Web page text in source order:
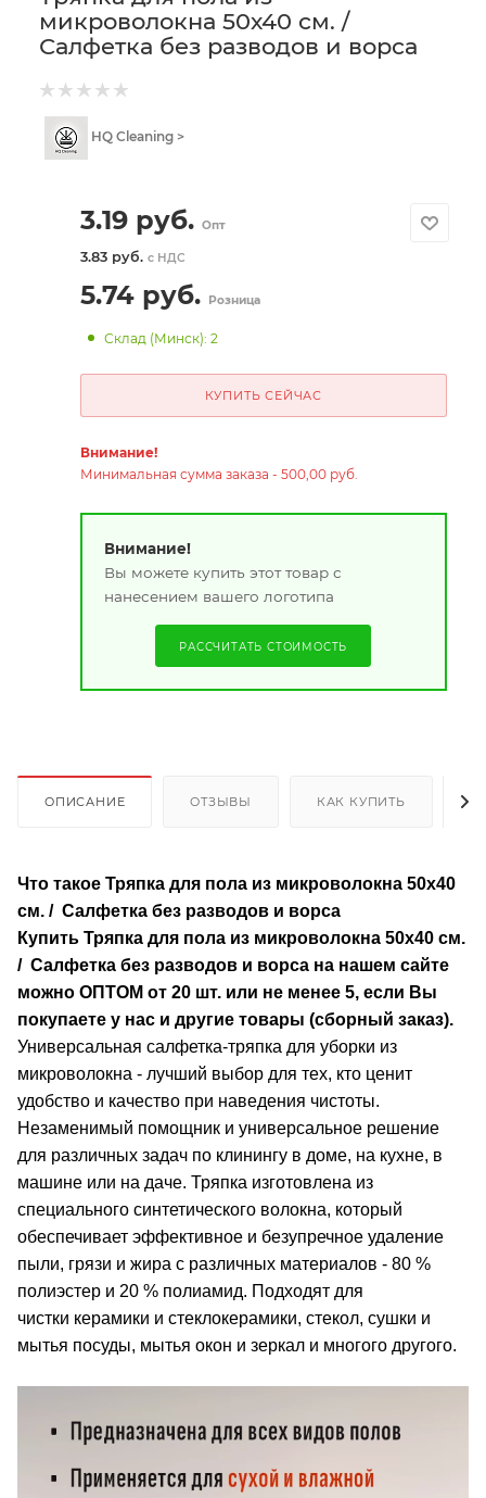
микроволокна 50х40 см. /
Салфетка без разводов и ворса
HQ Cleaning >
3.19руб. Опт
3.83 руб. с НДС
5.74руб. Розница
Склад (Минск): 2
КУПИТЬ СЕЙЧАС
Внимание!
Минимальная сумма заказа - 500,00 руб.
Внимание!
Вы можете купить этот товар с
нанесением вашего логотипа
РАССЧИТАТЬ СТОИМОСТЬ
ОПИСАНИЕ ОТЗЫВЫ КАК КУПИТЬ
Что такое Тряпка для пола из микроволокна 50х40
см. / Салфетка без разводов и ворса
Купить Тряпка для пола из микроволокна 50х40 см.
/ Салфетка без разводов и ворса на нашем сайте
можно ОПТОМ от 20 шт. или не менее 5, если Вы
покупаете у нас и другие товары (сборный заказ).
Универсальная салфетка-тряпка для уборки из
микроволокна - лучший выбор для тех, кто ценит
удобство и качество при наведения чистоты.
Незаменимый помощник и универсальное решение
для различных задач по клинингу в доме, на кухне, в
машине или на даче. Тряпка изготовлена из
специального синтетического волокна, который
обеспечивает эффективное и безупречное удаление
пыли, грязи и жира с различных материалов - 80 %
полиэстер и 20 % полиамид. Подходят для
чистки керамики и стеклокерамики, стекол, сушки и
мытья посуды, мытья окон и зеркал и многого другого.